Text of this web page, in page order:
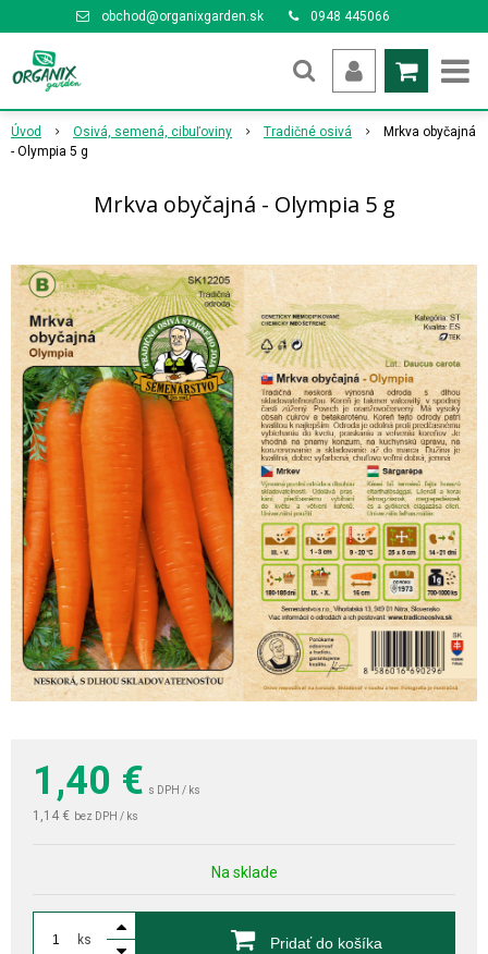
obchod@organixgarden.sk 0948 445066
Úvod Osivá, semená, cibuľoviny Tradičné osivá
Mrkva obyčajná
- Olympia 5 g
Mrkva obyčajná - Olympia 5 g
1,40 € s DPH / ks
1,14 € bez DPH / ks
Na sklade
ks Pridať do košíka